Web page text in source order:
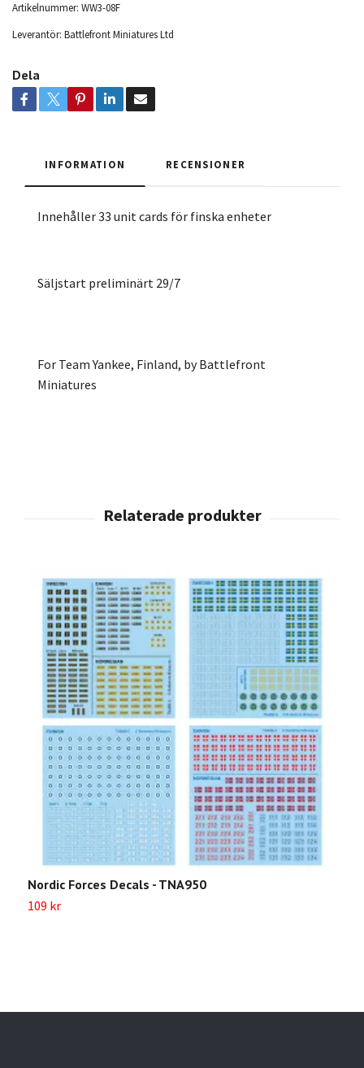
Artikelnummer: WW3-08F
Leverantör: Battlefront Miniatures Ltd
Dela
INFORMATION RECENSIONER
Innehåller 33 unit cards för finska enheter
Säljstart preliminärt 29/7
For Team Yankee, Finland, by Battlefront
Miniatures
Nordic Forces Decals - TNA950
109 kr